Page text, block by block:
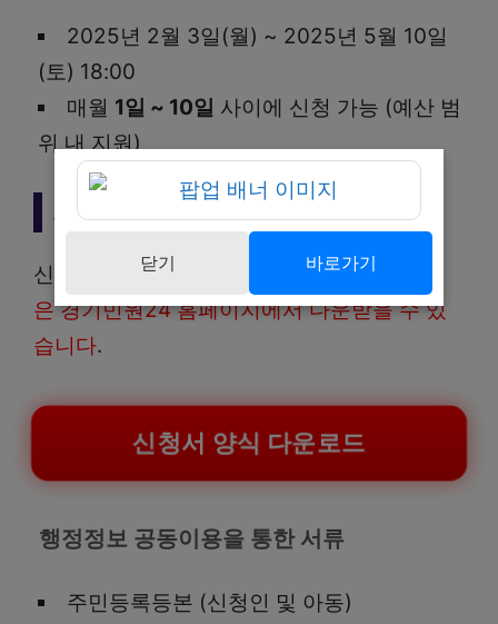
2025년 2월 3일(월) ~ 2025년 5월 10일
(토) 18:00
매월 1일 ~ 10일 사이에 신청 가능 (예산 범
위 내 지원)
제출 서류
신청 시 제출서류는 아래와 같으며서류 양식
은 경기민원24 홈페이지에서 다운받을 수 있
습니다.
신청서 양식 다운로드
행정정보 공동이용을 통한 서류
주민등록등본 (신청인 및 아동)
닫기 바로가기